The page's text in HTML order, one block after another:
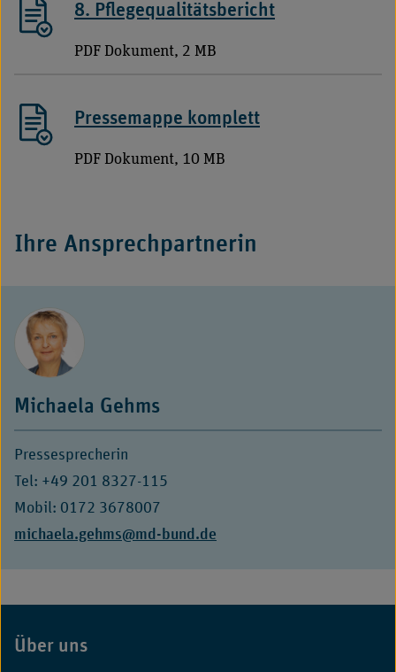
8. Pflegequalitätsbericht
PDF Dokument, 2 MB
Pressemappe komplett
PDF Dokument, 10 MB
Ihre Ansprechpartnerin
Michaela Gehms
Pressesprecherin
Tel: +49 201 8327-115
Mobil: 0172 3678007
E-
michaela.gehms@md-bund.de
Fußbereich
Über uns